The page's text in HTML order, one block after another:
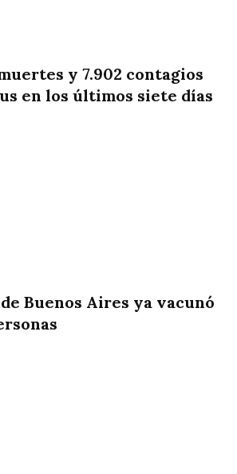
y 7.902 contagios
en los últimos siete días
Buenos Aires ya vacunó